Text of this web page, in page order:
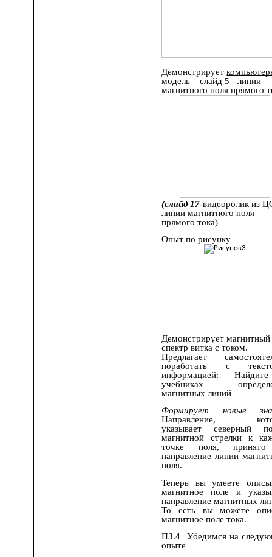
Демонстрирует
модель – слайд 5 - линии
магнитного поля прямого
(слайд 17-видеоролик из
линии магнитного поля
прямого тока)
Опыт по рисунку
Демонстрирует магнитный
спектр витка с током.
Предлагает
поработать с
информацией:
учебниках
магнитных линий
Формирует новые
Направление,
указывает северный
магнитной стрелки к
точке поля,
направление линии
поля.
Теперь вы умеете
магнитное поле и
направление магнитных
То есть вы можете
магнитное поле тока.
ПЗ.4 Убедимся на
опыте